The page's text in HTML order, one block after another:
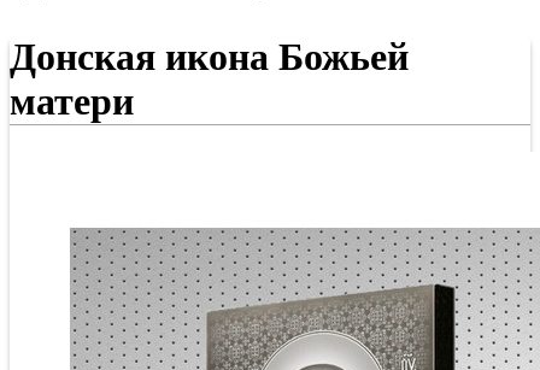
Донская икона Божьей
матери